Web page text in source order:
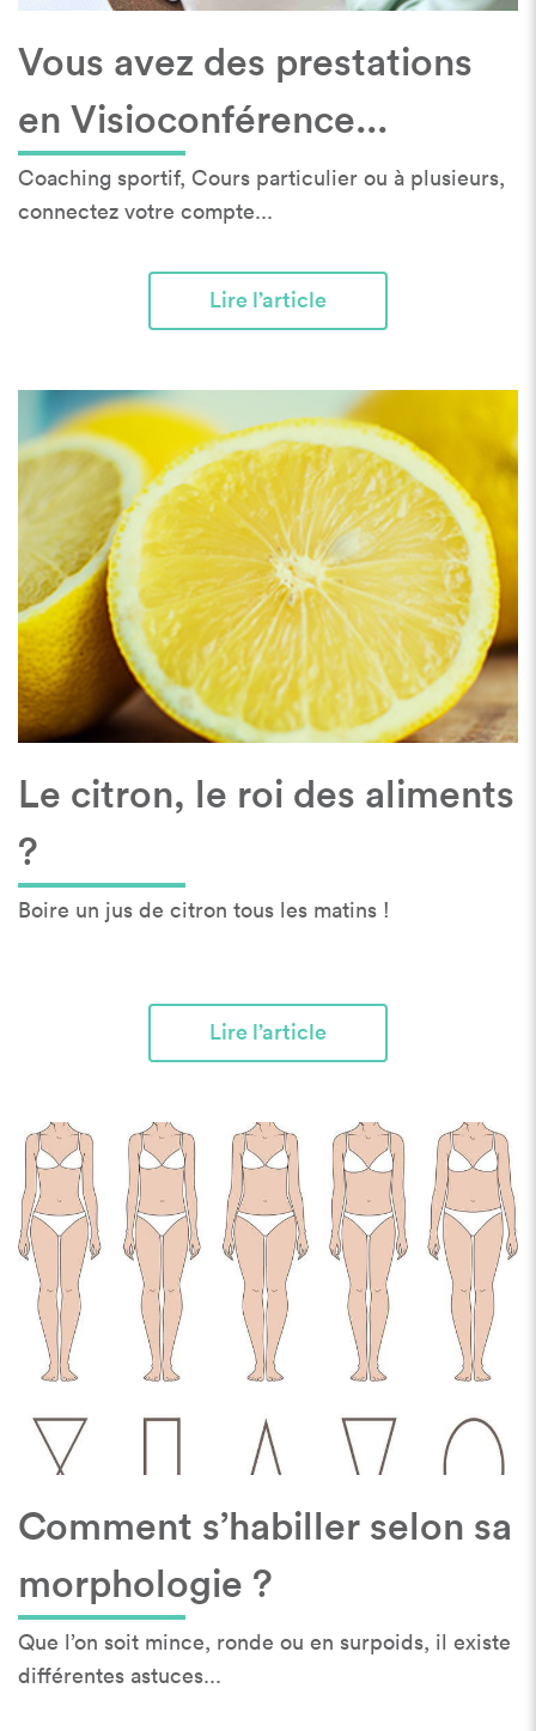
Vous avez des prestations
en Visioconférence...
Coaching sportif, Cours particulier ou à plusieurs,
connectez votre compte...
Lire l’article
Le citron, le roi des aliments
?
Boire un jus de citron tous les matins !
Lire l’article
Comment s’habiller selon sa
morphologie ?
Que l’on soit mince, ronde ou en surpoids, il existe
différentes astuces...